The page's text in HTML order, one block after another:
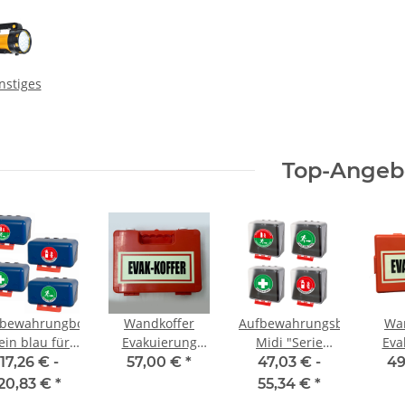
Top-
blau für
Berlin
17,26 € -
€ *
Wandkoffer
Evakuierung
klein befüllt
57,00 € *
Aufbewahrungsbox
Midi "Serie
Berlin"
transparent für
47,03 € -
55,34 € *